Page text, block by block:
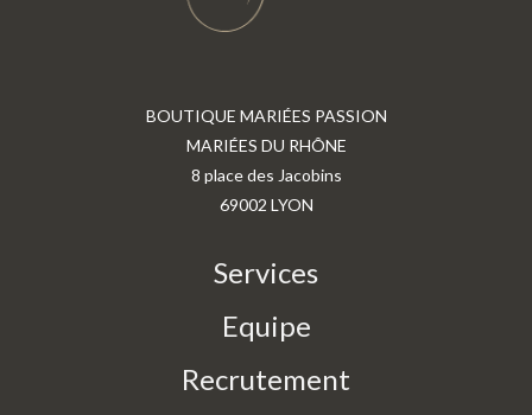
BOUTIQUE MARIÉES PASSION
MARIÉES DU RHÔNE
8 place des Jacobins
69002 LYON
Services
Equipe
Recrutement